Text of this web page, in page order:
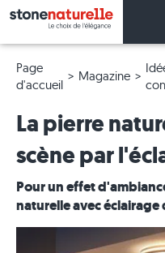
Page
d'accueil
Magazine
La pierre
scène par
Pour un effet
naturelle avec